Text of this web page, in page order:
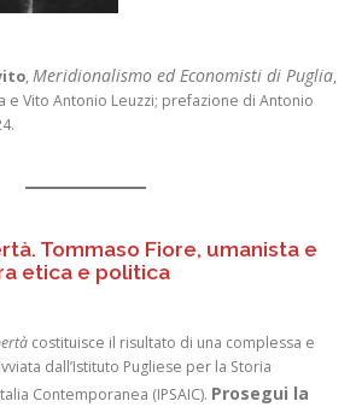
, Meridionalismo ed Economisti di Puglia,
e Vito Antonio Leuzzi; prefazione di Antonio
Tommaso Fiore, umanista e
etica e politica
costituisce il risultato di una complessa e
dall’Istituto Pugliese per la Storia
Contemporanea (IPSAIC). Prosegui la